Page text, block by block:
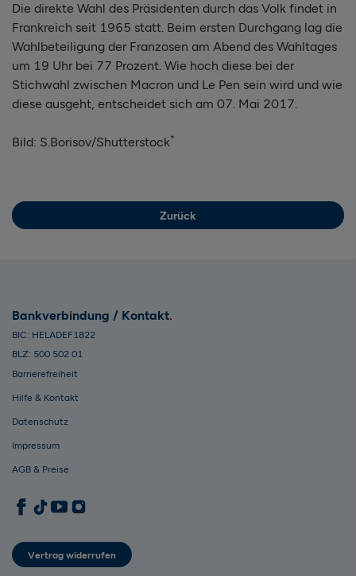
Die direkte Wahl des Präsidenten durch das Volk findet in
Frankreich seit 1965 statt. Beim ersten Durchgang lag die
Wahlbeteiligung der Franzosen am Abend des Wahltages
um 19 Uhr bei 77 Prozent. Wie hoch diese bei der
Stichwahl zwischen Macron und Le Pen sein wird und wie
diese ausgeht, entscheidet sich am 07. Mai 2017.
Bild: S.Borisov/Shutterstock*
Zurück
Bankverbindung / Kontakt
BIC: HELADEF1822
BLZ: 500 502 01
Barrierefreiheit
Hilfe & Kontakt
Datenschutz
Impressum
AGB & Preise
1822direkt auf Facebook
1822direkt auf TikTok
1822direkt auf YouTube
1822direkt auf Instagram
Vertrag widerrufen